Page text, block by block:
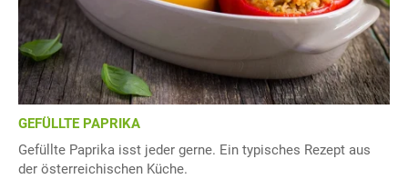
GEFÜLLTE PAPRIKA
Gefüllte Paprika isst jeder gerne. Ein typisches Rezept aus
der österreichischen Küche.